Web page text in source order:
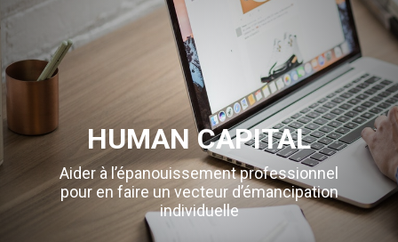
HUMAN CAPITAL
Aider à l’épanouissement professionnel
pour en faire un vecteur d’émancipation
individuelle